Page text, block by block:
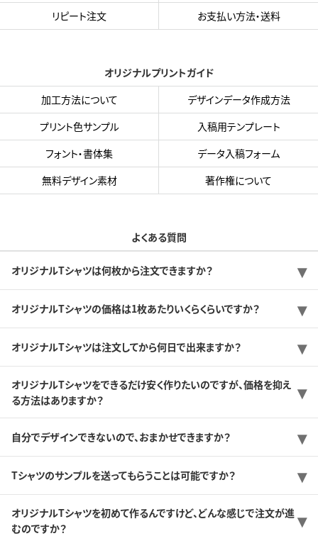
リピート注文
お支払い方法・送料
オリジナルプリントガイド
加工方法について
デザインデータ作成方法
プリント色サンプル
入稿用テンプレート
フォント・書体集
データ入稿フォーム
無料デザイン素材
著作権について
よくある質問
オリジナルTシャツは何枚から注文できますか？
オリジナルTシャツの価格は1枚あたりいくらくらいですか？
オリジナルTシャツは注文してから何日で出来ますか？
オリジナルTシャツをできるだけ安く作りたいのですが、価格を抑え
る方法はありますか？
自分でデザインできないので、おまかせできますか？
Tシャツのサンプルを送ってもらうことは可能ですか？
オリジナルTシャツを初めて作るんですけど、どんな感じで注文が進
むのですか？